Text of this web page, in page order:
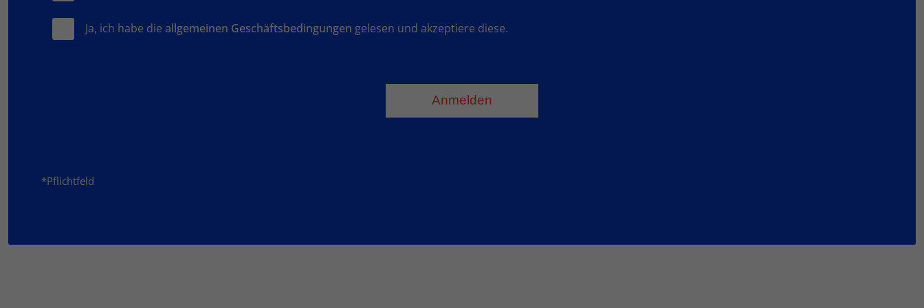
Ja, ich habe die allgemeinen Geschäftsbedingungen gelesen und akzeptiere diese.
Anmelden
*Pflichtfeld